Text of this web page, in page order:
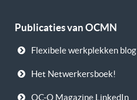
Publicaties van OCMN
Flexibele werkplekken blog
Het Netwerkersboek!
OC-Q Magazine LinkedIn